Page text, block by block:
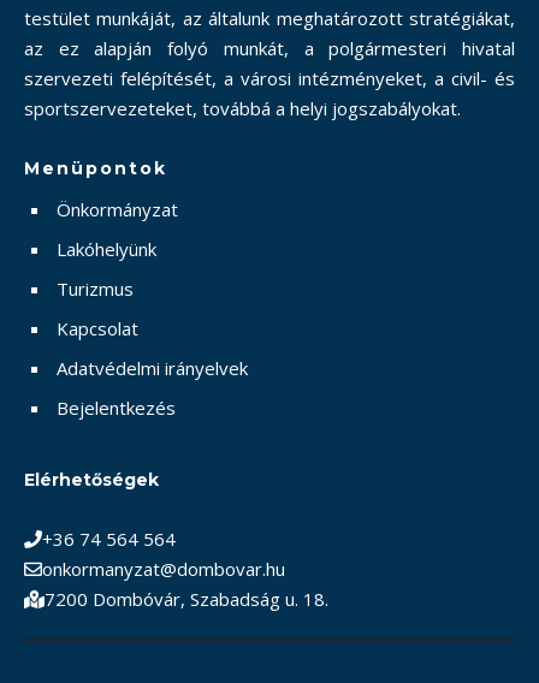
testület munkáját, az általunk meghatározott stratégiákat,
az ez alapján folyó munkát, a polgármesteri hivatal
szervezeti felépítését, a városi intézményeket, a civil- és
sportszervezeteket, továbbá a helyi jogszabályokat.
Menüpontok
Önkormányzat
Lakóhelyünk
Turizmus
Kapcsolat
Adatvédelmi irányelvek
Bejelentkezés
Elérhetőségek
+36 74 564 564
onkormanyzat@dombovar.hu
7200 Dombóvár, Szabadság u. 18.